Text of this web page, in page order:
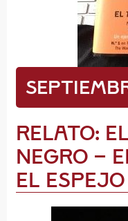
Relato:
Negro –
el Espejo